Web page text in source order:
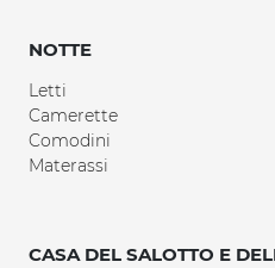
NOTTE
Letti
Camerette
Comodini
Materassi
CASA DEL SALOTTO E